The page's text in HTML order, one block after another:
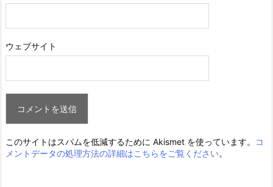
ウェブサイト
このサイトはスパムを低減するために Akismet を使っています。
コ
メントデータの処理方法の詳細はこちらをご覧ください。